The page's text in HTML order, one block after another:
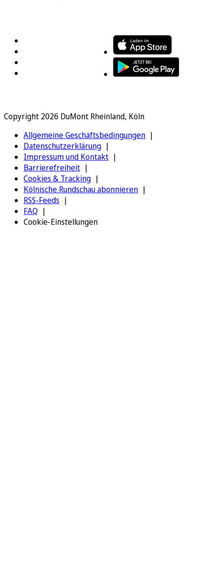
Copyright 2026 DuMont Rheinland, Köln
Allgemeine Geschäftsbedingungen
Datenschutzerklärung
Impressum und Kontakt
Barrierefreiheit
Cookies & Tracking
Kölnische Rundschau abonnieren
RSS-Feeds
FAQ
Cookie-Einstellungen